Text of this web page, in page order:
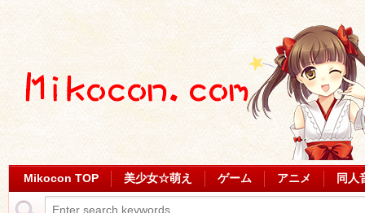
Mikocon TOP 美少女☆萌え ゲーム アニメ 同人